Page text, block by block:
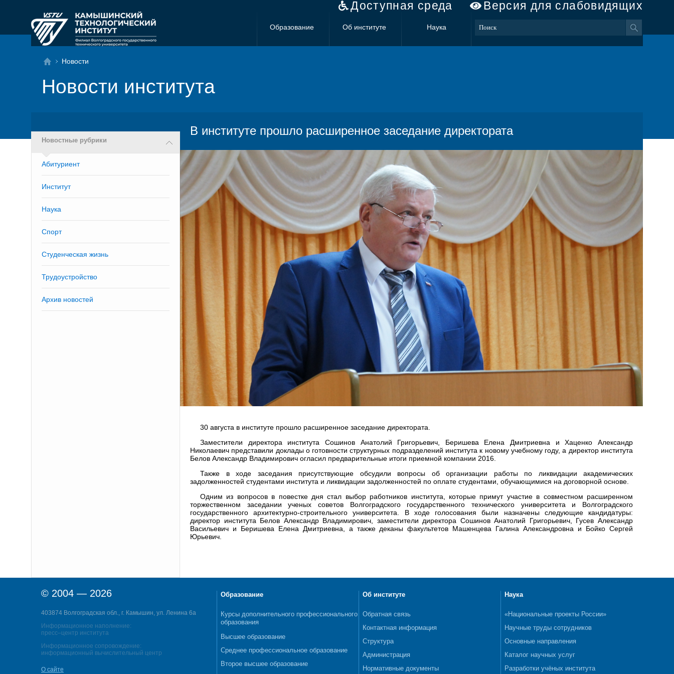
Доступная среда Версия для слабовидящих
Образование Об институте Наука
Новости
Новости института
Новостные рубрики
Абитуриент
Институт
Наука
Спорт
Студенческая жизнь
Трудоустройство
Архив новостей
В институте прошло расширенное заседание директората
30 августа в институте прошло расширенное заседание директората.
Заместители директора института Сошинов Анатолий Григорьевич, Беришева Елена Дмитриевна и Хаценко Александр
Николаевич представили доклады о готовности структурных подразделений института к новому учебному году, а директор института
Белов Александр Владимирович огласил предварительные итоги приемной компании 2016.
Также в ходе заседания присутствующие обсудили вопросы об организации работы по ликвидации академических
задолженностей студентами института и ликвидации задолженностей по оплате студентами, обучающимися на договорной основе.
Одним из вопросов в повестке дня стал выбор работников института, которые примут участие в совместном расширенном
торжественном заседании ученых советов Волгоградского государственного технического университета и Волгоградского
государственного архитектурно-строительного университета. В ходе голосования были назначены следующие кандидатуры:
директор института Белов Александр Владимирович, заместители директора Сошинов Анатолий Григорьевич, Гусев Александр
Васильевич и Беришева Елена Дмитриевна, а также деканы факультетов Машенцева Галина Александровна и Бойко Сергей
Юрьевич.
© 2004 — 2026
403874 Волгоградская обл., г. Камышин, ул. Ленина 6а
Информационное наполнение:
пресс–центр института
Информационное сопровождение:
информационный вычислительный центр
О сайте
Образование
Курсы дополнительного профессионального
образования
Высшее образование
Среднее профессиональное образование
Второе высшее образование
Об институте
Обратная связь
Контактная информация
Структура
Администрация
Нормативные документы
Наука
«Национальные проекты России»
Научные труды сотрудников
Основные направления
Каталог научных услуг
Разработки учёных института